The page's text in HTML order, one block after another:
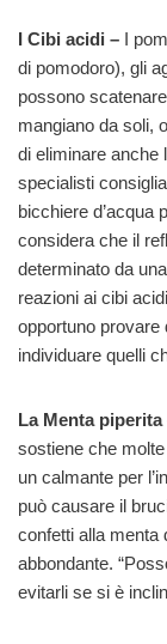
I Cibi acidi – I
di pomodoro), gli
possono
mangiano da soli,
di eliminare anche
specialisti
bicchiere d’acqua
considera che il
determinato da
reazioni ai cibi
opportuno provare
individuare quelli
La Menta piperita
sostiene che
un calmante per
può causare il
confetti alla menta
abbondante.
evitarli se si è